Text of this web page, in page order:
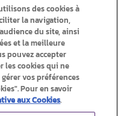
originales
d'été
d'hiver
des cookies à
la navigation,
du site, ainsi
et la meilleure
pouvez accepter
les cookies qui ne
vos préférences
Pour en savoir
aux Cookies.